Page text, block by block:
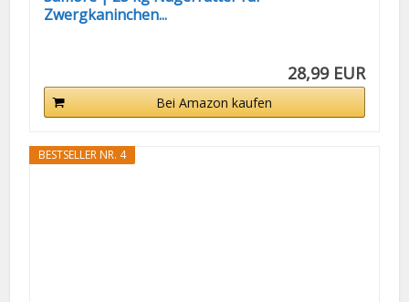
Zwergkaninchen...
28,99 EUR
Bei Amazon kaufen
BESTSELLER NR. 4